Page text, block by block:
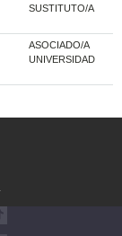
SUSTITUTO/A
ASOCIADO/A
UNIVERSIDAD